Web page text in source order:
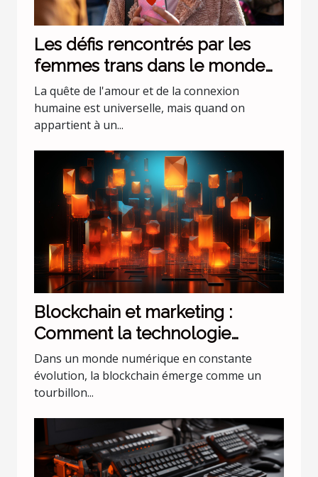
Les défis rencontrés par les
femmes trans dans le monde
des rencontres en ligne
La quête de l'amour et de la connexion
humaine est universelle, mais quand on
appartient à un...
Blockchain et marketing :
Comment la technologie
change les règles du jeu
Dans un monde numérique en constante
évolution, la blockchain émerge comme un
tourbillon...